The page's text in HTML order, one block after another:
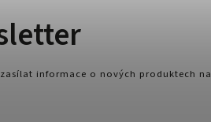
informace o nových produktech na